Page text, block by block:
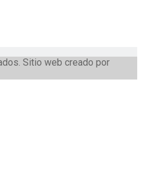
Sitio web creado por